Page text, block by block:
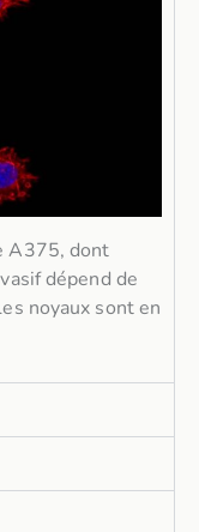
A375, dont
dépend de
noyaux sont en